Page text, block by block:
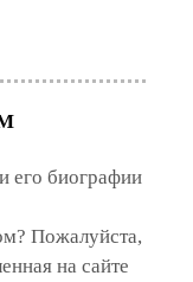
его биографии
Пожалуйста,
на сайте